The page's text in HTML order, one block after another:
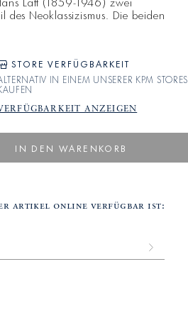
des Neoklassizismus. Die beiden
und männlicher Figur bildeten
Tischuhr. Hans Latt arbeitete von
STORE VERFÜGBARKEIT
IN EINEM UNSERER KPM STORES
ANZEIGEN
IN DEN WARENKORB
artikel online verfügbar ist:
Back
in